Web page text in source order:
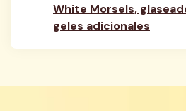
White Morsels,
geles adicionales